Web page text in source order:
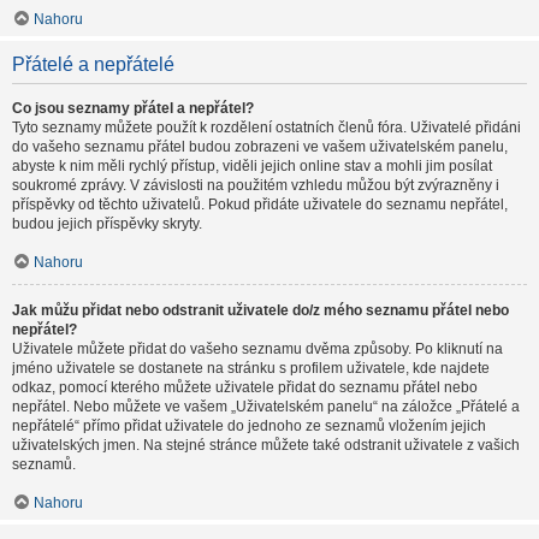
Nahoru
Přátelé a nepřátelé
Co jsou seznamy přátel a nepřátel?
Tyto seznamy můžete použít k rozdělení ostatních členů fóra. Uživatelé přidáni
do vašeho seznamu přátel budou zobrazeni ve vašem uživatelském panelu,
abyste k nim měli rychlý přístup, viděli jejich online stav a mohli jim posílat
soukromé zprávy. V závislosti na použitém vzhledu můžou být zvýrazněny i
příspěvky od těchto uživatelů. Pokud přidáte uživatele do seznamu nepřátel,
budou jejich příspěvky skryty.
Nahoru
Jak můžu přidat nebo odstranit uživatele do/z mého seznamu přátel nebo
nepřátel?
Uživatele můžete přidat do vašeho seznamu dvěma způsoby. Po kliknutí na
jméno uživatele se dostanete na stránku s profilem uživatele, kde najdete
odkaz, pomocí kterého můžete uživatele přidat do seznamu přátel nebo
nepřátel. Nebo můžete ve vašem „Uživatelském panelu“ na záložce „Přátelé a
nepřátelé“ přímo přidat uživatele do jednoho ze seznamů vložením jejich
uživatelských jmen. Na stejné stránce můžete také odstranit uživatele z vašich
seznamů.
Nahoru